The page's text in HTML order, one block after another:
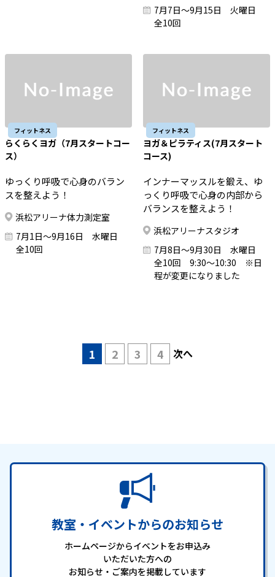
7月7日～9月15日 火曜日
全10回
フィットネス
らくらくヨガ（7月スタートコー
ス）
ゆっくり呼吸で心身のバラン
スを整えよう！
浜松アリーナ体力測定室
7月1日～9月16日 水曜日
全10回
フィットネス
ヨガ＆ピラティス(7月スタート
コース)
インナーマッスルを鍛え、ゆ
っくり呼吸で心身の内部から
バランスを整えよう！
浜松アリーナスタジオ
7月8日～9月30日 水曜日
全10回 9:30～10:30 ※日
程が変更になりました
1 2 3 4 次へ
教室・イベントからのお知らせ
ホームページからイベントをお申込み
いただいた方への
お知らせ・ご案内を掲載しています